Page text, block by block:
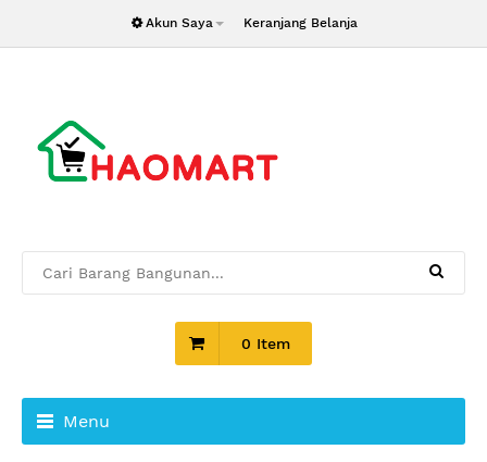
Akun Saya Keranjang Belanja
0 Item
Menu